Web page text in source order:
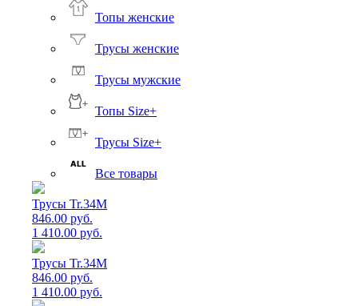
Топы женские
Трусы женские
Трусы мужские
Топы Size+
Трусы Size+
Все товары
Трусы Tr.34M
846.00 руб.
1 410.00 руб.
Трусы Tr.34M
846.00 руб.
1 410.00 руб.